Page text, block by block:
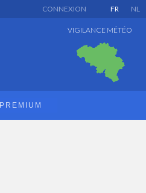
FR NL
CONNEXION
VIGILANCE MÉTÉO
PREMIUM